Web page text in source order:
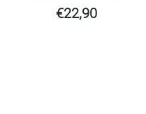
€22,90